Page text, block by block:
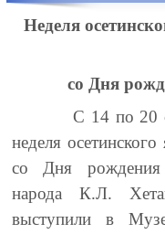
Неделя
со Дня
С 14 по 20
неделя
со Дня рождения
народа К.Л.
выступили в